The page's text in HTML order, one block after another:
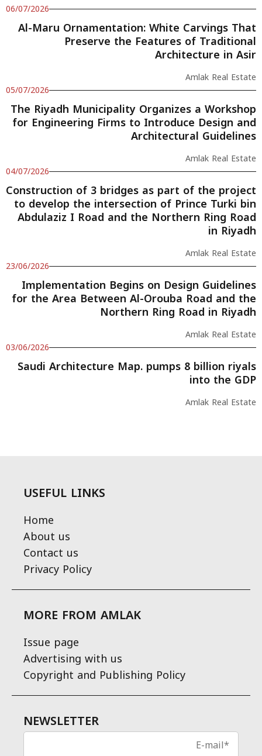
06/07/2026
Al-Maru Ornamentation: White Carvings That
Preserve the Features of Traditional
Architecture in Asir
Amlak Real Estate
05/07/2026
The Riyadh Municipality Organizes a Workshop
for Engineering Firms to Introduce Design and
Architectural Guidelines
Amlak Real Estate
04/07/2026
Construction of 3 bridges as part of the project
to develop the intersection of Prince Turki bin
Abdulaziz I Road and the Northern Ring Road
in Riyadh
Amlak Real Estate
23/06/2026
Implementation Begins on Design Guidelines
for the Area Between Al-Orouba Road and the
Northern Ring Road in Riyadh
Amlak Real Estate
03/06/2026
Saudi Architecture Map. pumps 8 billion riyals
into the GDP
Amlak Real Estate
USEFUL LINKS
Home
About us
Contact us
Privacy Policy
MORE FROM AMLAK
Issue page
Advertising with us
Copyright and Publishing Policy
NEWSLETTER